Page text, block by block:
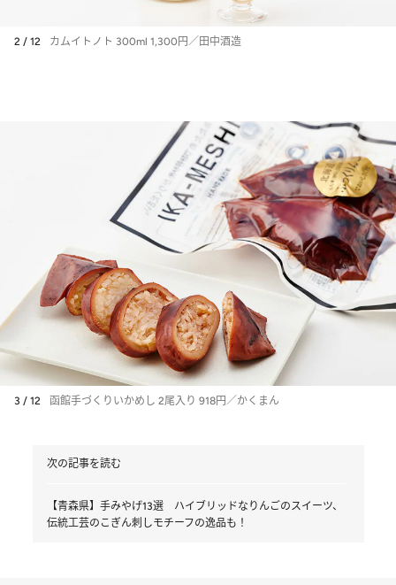
2 / 12 カムイトノト 300ml 1,300円／田中酒造
3 / 12 函館手づくりいかめし 2尾入り 918円／かくまん
次の記事を読む
【青森県】手みやげ13選 ハイブリッドなりんごのスイーツ、
伝統工芸のこぎん刺しモチーフの逸品も！